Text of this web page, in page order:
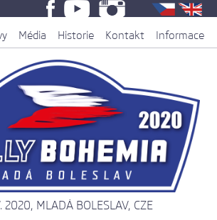
Média Historie Kontakt Informace
2020, MLADÁ BOLESLAV, CZE